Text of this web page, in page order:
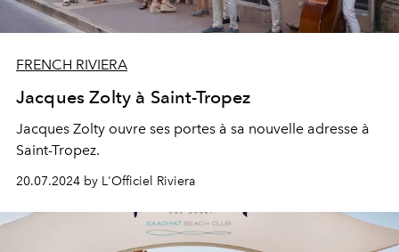
FRENCH RIVIERA
Jacques Zolty à Saint-Tropez
Jacques Zolty ouvre ses portes à sa nouvelle adresse à
Saint-Tropez.
20.07.2024 by L'Officiel Riviera